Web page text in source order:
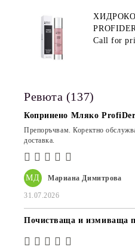
Call for
Ревюта (137)
МД Мариана Димитрова
31.07.2026
Копринено Мляко
Препоръчвам. Коректно
доставка.
Почистваща и измиваща